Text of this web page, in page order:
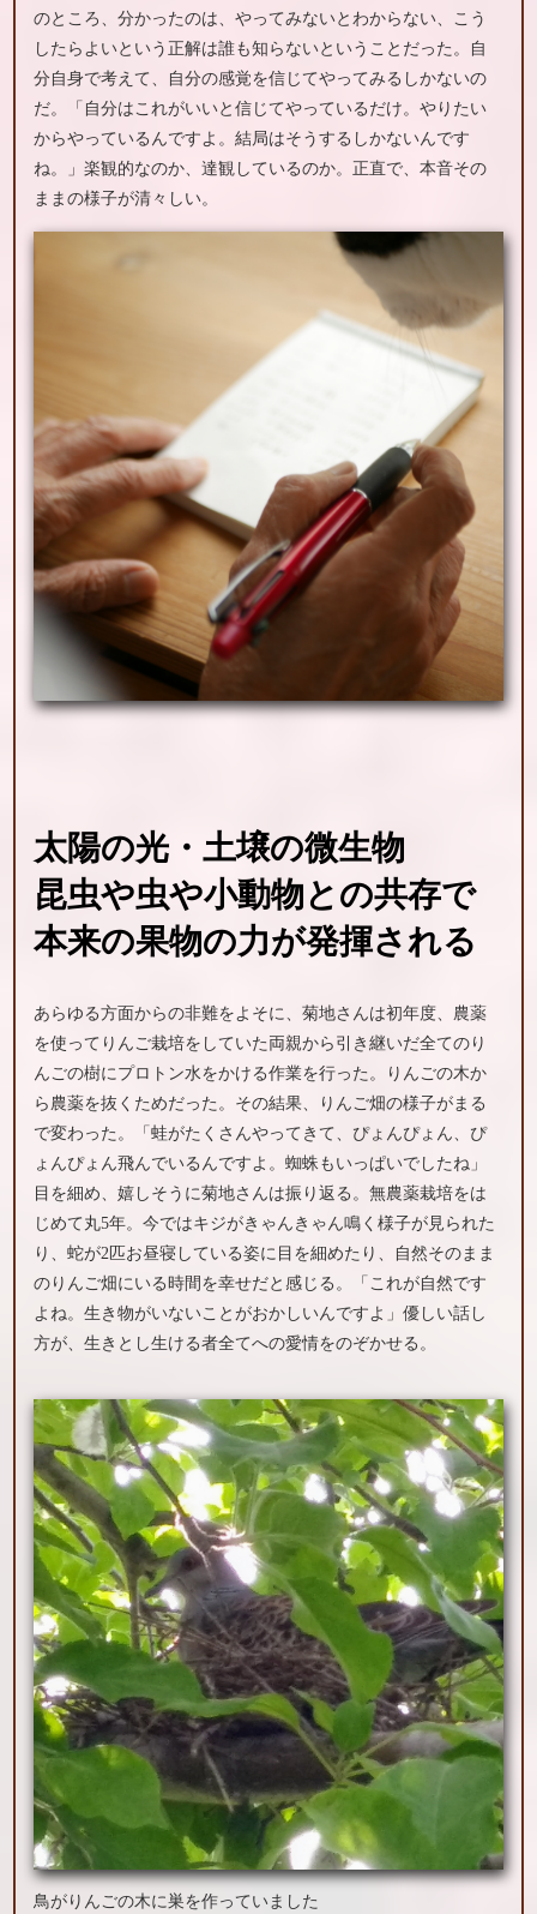
のところ、分かったのは、やってみないとわからない、こう
したらよいという正解は誰も知らないということだった。自
分自身で考えて、自分の感覚を信じてやってみるしかないの
だ。「自分はこれがいいと信じてやっているだけ。やりたい
からやっているんですよ。結局はそうするしかないんです
ね。」楽観的なのか、達観しているのか。正直で、本音その
ままの様子が清々しい。
鳥がりんごの木に巣を作っていました
太陽の光・土壌の微生物
昆虫や虫や小動物との共存で
本来の果物の力が発揮される
あらゆる方面からの非難をよそに、菊地さんは初年度、農薬
を使ってりんご栽培をしていた両親から引き継いだ全てのり
んごの樹にプロトン水をかける作業を行った。りんごの木か
ら農薬を抜くためだった。その結果、りんご畑の様子がまる
で変わった。「蛙がたくさんやってきて、ぴょんぴょん、ぴ
ょんぴょん飛んでいるんですよ。蜘蛛もいっぱいでしたね」
目を細め、嬉しそうに菊地さんは振り返る。無農薬栽培をは
じめて丸5年。今ではキジがきゃんきゃん鳴く様子が見られた
り、蛇が2匹お昼寝している姿に目を細めたり、自然そのまま
のりんご畑にいる時間を幸せだと感じる。「これが自然です
よね。生き物がいないことがおかしいんですよ」優しい話し
方が、生きとし生ける者全てへの愛情をのぞかせる。